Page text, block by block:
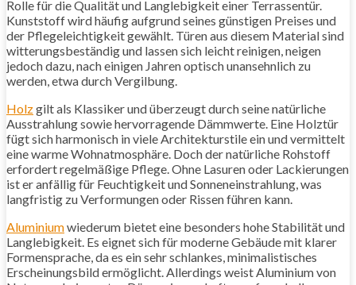
Rolle für die Qualität und Langlebigkeit einer Terrassentür.
Kunststoff wird häufig aufgrund seines günstigen Preises und
der Pflegeleichtigkeit gewählt. Türen aus diesem Material sind
witterungsbeständig und lassen sich leicht reinigen, neigen
jedoch dazu, nach einigen Jahren optisch unansehnlich zu
werden, etwa durch Vergilbung.
Holzgilt als Klassiker und überzeugt durch seine natürliche
Ausstrahlung sowie hervorragende Dämmwerte. Eine Holztür
fügt sich harmonisch in viele Architekturstile ein und vermittelt
eine warme Wohnatmosphäre. Doch der natürliche Rohstoff
erfordert regelmäßige Pflege. Ohne Lasuren oder Lackierungen
ist er anfällig für Feuchtigkeit und Sonneneinstrahlung, was
langfristig zu Verformungen oder Rissen führen kann.
Aluminiumwiederum bietet eine besonders hohe Stabilität und
Langlebigkeit. Es eignet sich für moderne Gebäude mit klarer
Formensprache, da es ein sehr schlankes, minimalistisches
Erscheinungsbild ermöglicht. Allerdings weist Aluminium von